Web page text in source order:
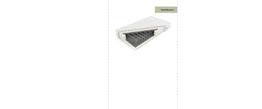
do
2
352 zł